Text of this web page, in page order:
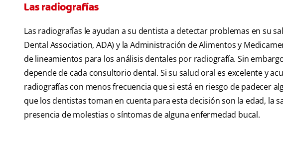
Las radiografías
Las radiografías le ayudan a su dentista a detectar problemas en su
Dental Association, ADA) y la Administración de Alimentos y
de lineamientos para los análisis dentales por radiografía. Sin
depende de cada consultorio dental. Si su salud oral es excelente y
radiografías con menos frecuencia que si está en riesgo de padecer
que los dentistas toman en cuenta para esta decisión son la edad, la
presencia de molestias o síntomas de alguna enfermedad bucal.